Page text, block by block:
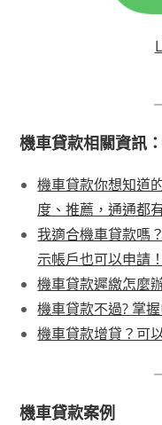
機車貸款相關資訊：
機車貸款你想知道
度、推薦，通通都
我適合機車貸款嗎
示帳戶也可以申請！
機車貸款遲繳怎麼
機車貸款不過? 掌
機車貸款增貸？可
機車貸款案例